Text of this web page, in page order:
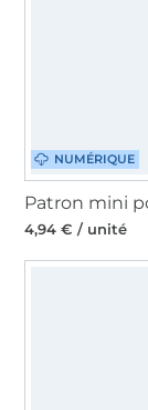
NUMÉRIQUE
4,94 € / unité